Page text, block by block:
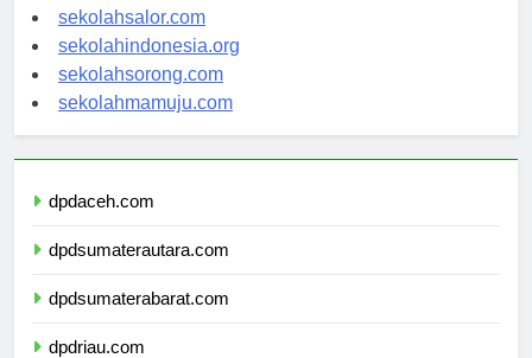
sekolahsalor.com
sekolahindonesia.org
sekolahsorong.com
sekolahmamuju.com
dpdaceh.com
dpdsumaterautara.com
dpdsumaterabarat.com
dpdriau.com